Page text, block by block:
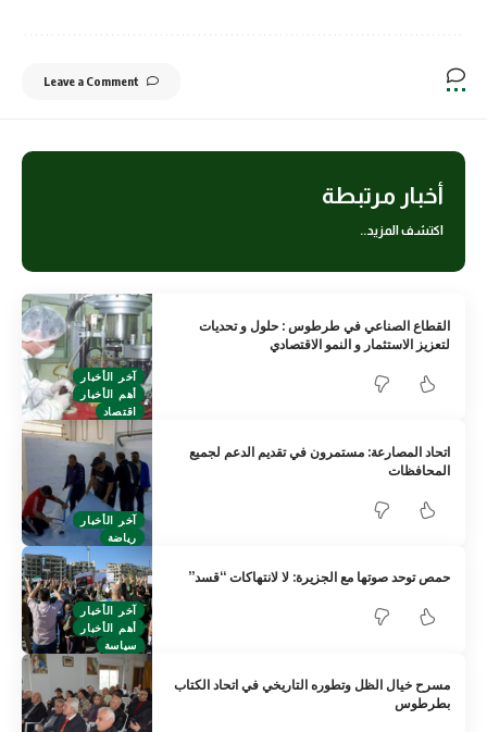
Leave a Comment
أخبار مرتبطة
اكتشف المزيد..
آخر الأخبار
أهم الأخبار
اقتصاد
القطاع الصناعي في طرطوس : حلول و تحديات
لتعزيز الاستثمار و النمو الاقتصادي
آخر الأخبار
رياضة
اتحاد المصارعة: مستمرون في تقديم الدعم لجميع
المحافظات
آخر الأخبار
أهم الأخبار
سياسة
حمص توحد صوتها مع الجزيرة: لا لانتهاكات “قسد”
مسرح خيال الظل وتطوره التاريخي في اتحاد الكتاب
بطرطوس